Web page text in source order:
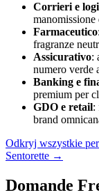
Corrieri e
Farmaceutico
fragranze
Assicurativo:
numero verde
Banking e
premium per
GDO e retail:
brand
Odkryj wszystkie
Sentorette →
Domande